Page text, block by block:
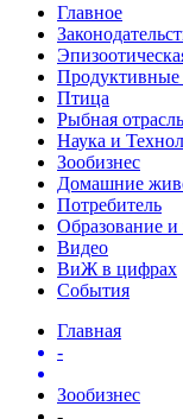
Главное
Птица
Рыбная отрасль
Наука и
Зообизнес
Домашние
Потребитель
Образование и
Видео
ВиЖ в цифрах
События
Главная
-
Зообизнес